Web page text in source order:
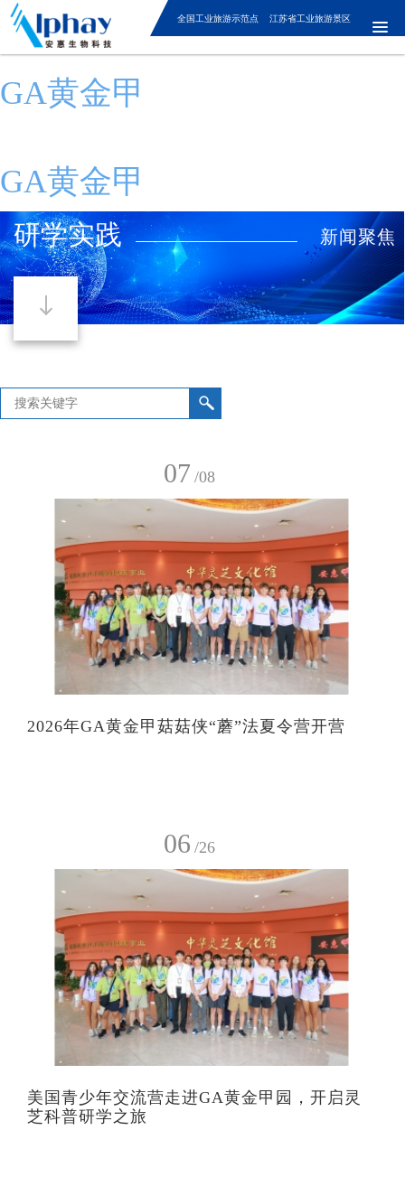
GA黄金甲
GA黄金甲
全国工业旅游示范点 江苏省工业旅游景区
研学实践 新闻聚焦
07 /08
2026年GA黄金甲菇菇侠“蘑”法夏令营开营
06 /26
美国青少年交流营走进GA黄金甲园，开启灵
芝科普研学之旅